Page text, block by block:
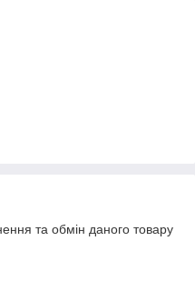
та обмін даного товару